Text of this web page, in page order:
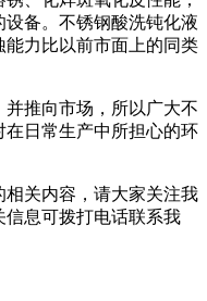
备。不锈钢酸洗钝化液
力比以前市面上的同类
推向市场，所以广大不
日常生产中所担心的环
关内容，请大家关注我
息可拨打电话联系我